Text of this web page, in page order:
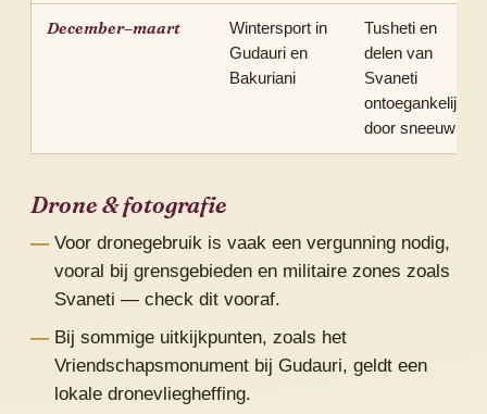
December–maart
Wintersport in
Gudauri en
Bakuriani
Tusheti en
delen van
Svaneti
ontoegankelijk
door sneeuw
Drone & fotografie
Voor dronegebruik is vaak een vergunning nodig,
vooral bij grensgebieden en militaire zones zoals
Svaneti — check dit vooraf.
Bij sommige uitkijkpunten, zoals het
Vriendschapsmonument bij Gudauri, geldt een
lokale dronevliegheffing.